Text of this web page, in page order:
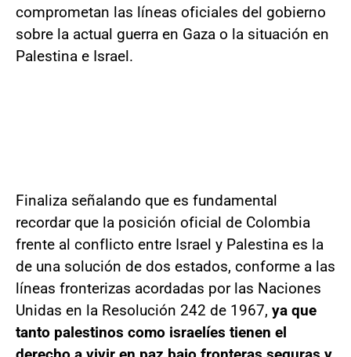
comprometan las líneas oficiales del gobierno
sobre la actual guerra en Gaza o la situación en
Palestina e Israel.
Finaliza señalando que es fundamental
recordar que la posición oficial de Colombia
frente al conflicto entre Israel y Palestina es la
de una solución de dos estados, conforme a las
líneas fronterizas acordadas por las Naciones
Unidas en la Resolución 242 de 1967, ya que
tanto palestinos como israelíes tienen el